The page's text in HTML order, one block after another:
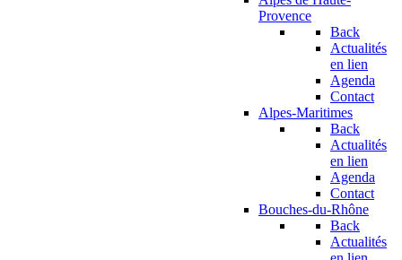
Provence
Back
Actualités
en lien
Agenda
Contact
Alpes-Maritimes
Back
Actualités
en lien
Agenda
Contact
Bouches-du-Rhône
Back
Actualités